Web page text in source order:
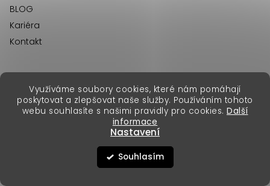
Využíváme soubory cookies, které nám pomáhají
poskytovat a zlepšovat naše služby. Používáním tohoto
webu souhlasíte s našimi pravidly pro cookies. Další
informace
Nastavení
Souhlasím
BLOG
Kariéra
Kontakt
Vytvořil Shoptet Premium
Copyright 2026Erika Fashion. Všechna práva vyhrazena.
erikafashion.sk